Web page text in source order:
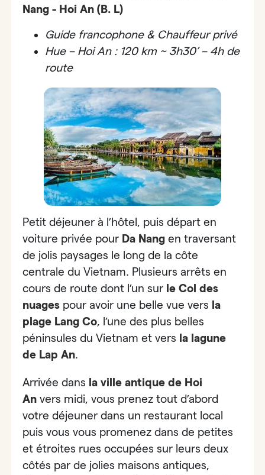
Nang - Hoi An (B. L)
Guide francophone & Chauffeur privé
Hue – Hoi An : 120 km ~ 3h30’ – 4h de
route
Petit déjeuner à l’hôtel, puis départ en
voiture privée pour Da Nang en traversant
de jolis paysages le long de la côte
centrale du Vietnam. Plusieurs arrêts en
cours de route dont l’un sur le Col des
nuages pour avoir une belle vue vers la
plage Lang Co, l’une des plus belles
péninsules du Vietnam et vers la lagune
de Lap An.
Arrivée dans laville antique de Hoi
An vers midi, vous prenez tout d’abord
votre déjeuner dans un restaurant local
puis vousvous promenez dans de petites
et étroites rues occupées sur leurs deux
côtés par de jolies maisons antiques,